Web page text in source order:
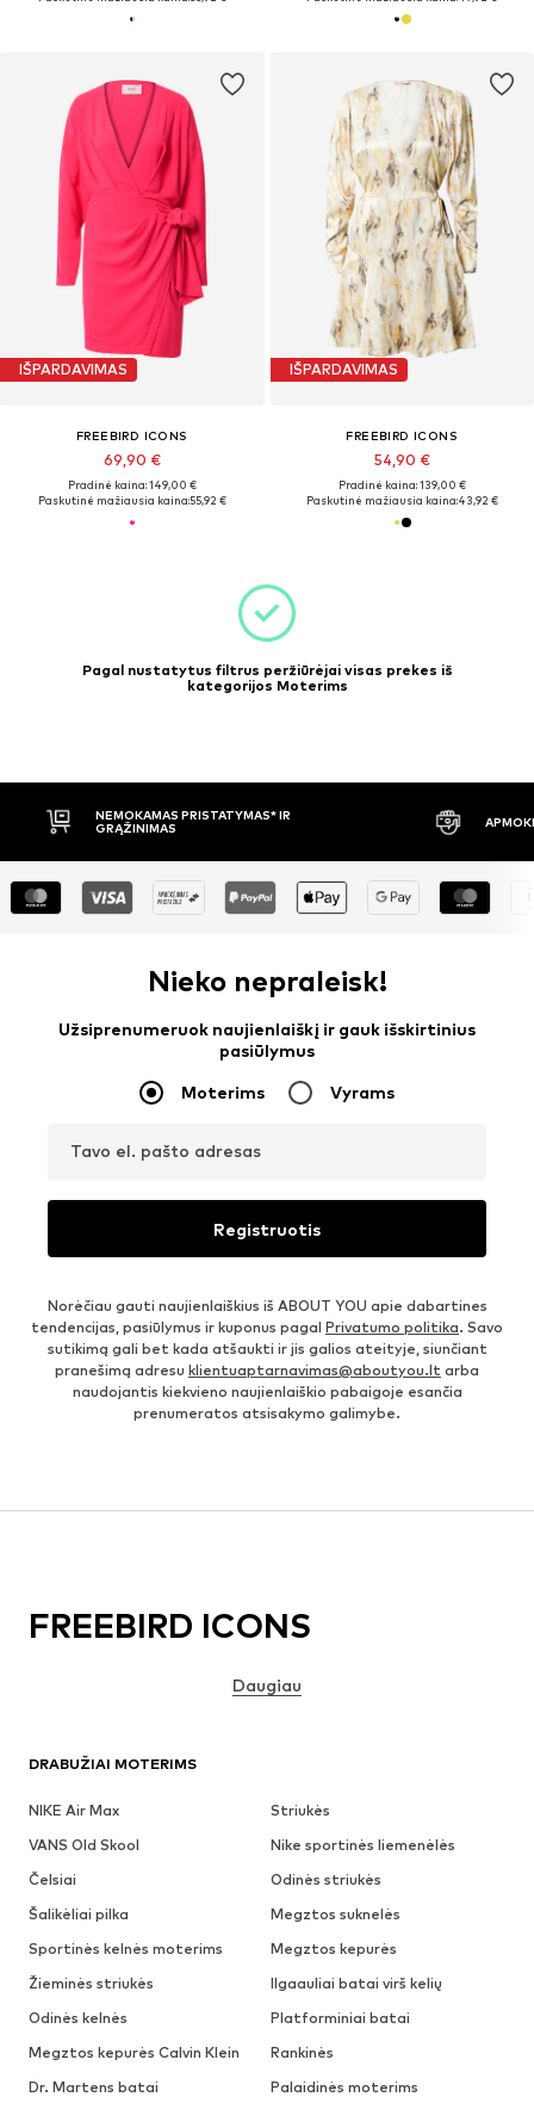
IŠPARDAVIMAS
FREEBIRD ICONS
69,90 €
Pradinė kaina: 149,00 €
Paskutinė mažiausia kaina:55,92 €
IŠPARDAVIMAS
FREEBIRD ICONS
54,90 €
Pradinė kaina: 139,00 €
Paskutinė mažiausia kaina:43,92 €
Pagal nustatytus filtrus peržiūrėjai visas prekes iš
kategorijos Moterims
APMOKĖJIMAS PRISTAČIUS 30 DIENŲ
Nieko nepraleisk!
Užsiprenumeruok naujienlaiškį ir gauk išskirtinius
pasiūlymus
Moterims Vyrams
Tavo el. pašto adresas
Registruotis
Norėčiau gauti naujienlaiškius iš ABOUT YOU apie dabartines
tendencijas, pasiūlymus ir kuponus pagal Privatumo politika. Savo
sutikimą gali bet kada atšaukti ir jis galios ateityje, siunčiant
pranešimą adresu klientuaptarnavimas@aboutyou.lt arba
naudojantis kiekvieno naujienlaiškio pabaigoje esančia
prenumeratos atsisakymo galimybe.
DRABUŽIAI MOTERIMS
NIKE Air Max
Striukės
VANS Old Skool
Nike sportinės liemenėlės
Čelsiai
Odinės striukės
Šalikėliai pilka
Megztos suknelės
Sportinės kelnės moterims
Megztos kepurės
Žieminės striukės
Ilgaauliai batai virš kelių
Odinės kelnės
Platforminiai batai
Megztos kepurės Calvin Klein
Rankinės
Dr. Martens batai
Palaidinės moterims
FREEBIRD ICONS
Daugiau